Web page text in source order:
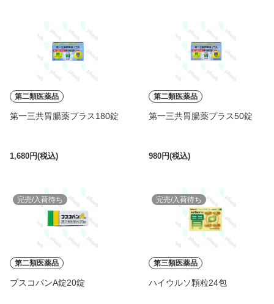
第二類医薬品
第一三共胃腸薬プラス180錠
1,680円(税込)
第二類医薬品
第一三共胃腸薬プラス50錠
980円(税込)
完売/入荷待ち
第二類医薬品
ブスコパンA錠20錠
完売/入荷待ち
第三類医薬品
ハイウルソ顆粒24包